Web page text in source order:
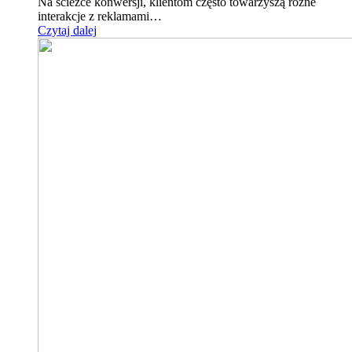
interakcje z reklamami…
Czytaj dalej